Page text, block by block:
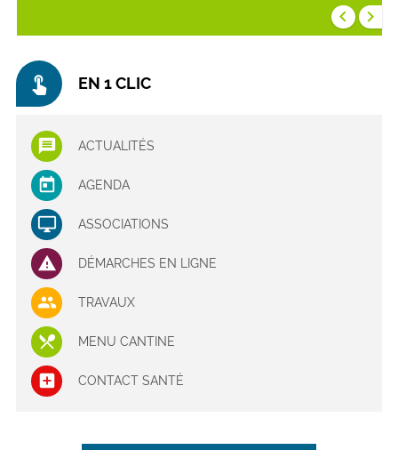
keyboard_arrow_left keyboard_arrow_right
touch_app EN 1 CLIC
ACTUALITÉS
AGENDA
ASSOCIATIONS
DÉMARCHES EN LIGNE
TRAVAUX
MENU CANTINE
CONTACT SANTÉ